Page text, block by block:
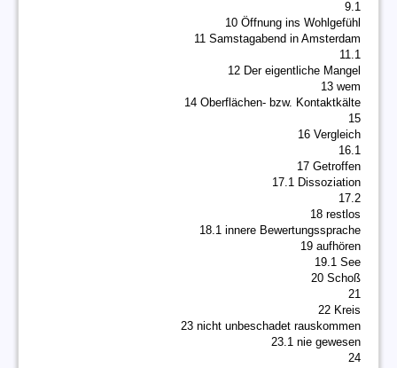
9.1
10 Öffnung ins Wohlgefühl
11 Samstagabend in Amsterdam
11.1
12 Der eigentliche Mangel
13 wem
14 Oberflächen- bzw. Kontaktkälte
15
16 Vergleich
16.1
17 Getroffen
17.1 Dissoziation
17.2
18 restlos
18.1 innere Bewertungssprache
19 aufhören
19.1 See
20 Schoß
21
22 Kreis
23 nicht unbeschadet rauskommen
23.1 nie gewesen
24